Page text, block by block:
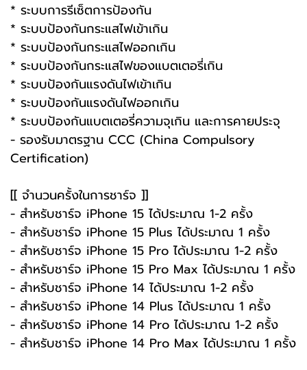
* ระบบการรีเซ็ตการป้องกัน
* ระบบป้องกันกระแสไฟเข้าเกิน
* ระบบป้องกันกระแสไฟออกเกิน
* ระบบป้องกันกระแสไฟของแบตเตอรี่เกิน
* ระบบป้องกันแรงดันไฟเข้าเกิน
* ระบบป้องกันแรงดันไฟออกเกิน
* ระบบป้องกันแบตเตอรี่ความจุเกิน และการคายประจุ
- รองรับมาตรฐาน CCC (China Compulsory
Certification)
[[ จำนวนครั้งในการชาร์จ ]]
- สำหรับชาร์จ iPhone 15 ได้ประมาณ 1-2 ครั้ง
- สำหรับชาร์จ iPhone 15 Plus ได้ประมาณ 1 ครั้ง
- สำหรับชาร์จ iPhone 15 Pro ได้ประมาณ 1-2 ครั้ง
- สำหรับชาร์จ iPhone 15 Pro Max ได้ประมาณ 1 ครั้ง
- สำหรับชาร์จ iPhone 14 ได้ประมาณ 1-2 ครั้ง
- สำหรับชาร์จ iPhone 14 Plus ได้ประมาณ 1 ครั้ง
- สำหรับชาร์จ iPhone 14 Pro ได้ประมาณ 1-2 ครั้ง
- สำหรับชาร์จ iPhone 14 Pro Max ได้ประมาณ 1 ครั้ง